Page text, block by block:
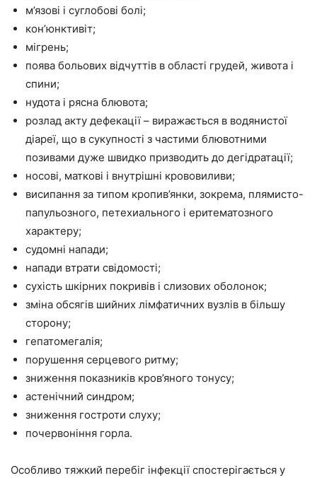
м’язові і суглобові болі;
кон’юнктивіт;
мігрень;
поява больових відчуттів в області грудей, живота і
спини;
нудота і рясна блювота;
розлад акту дефекації – виражається в водянистої
діареї, що в сукупності з частими блювотними
позивами дуже швидко призводить до дегідратації;
носові, маткові і внутрішні крововиливи;
висипання за типом кропив’янки, зокрема, плямисто-
папульозного, петехиального і еритематозного
характеру;
судомні напади;
напади втрати свідомості;
сухість шкірних покривів і слизових оболонок;
зміна обсягів шийних лімфатичних вузлів в більшу
сторону;
гепатомегалія;
порушення серцевого ритму;
зниження показників кров’яного тонусу;
астенічний синдром;
зниження гостроти слуху;
почервоніння горла.
Особливо тяжкий перебіг інфекції спостерігається у